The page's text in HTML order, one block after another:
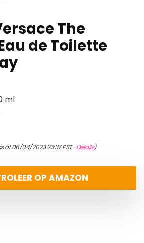
The
de Toilette
ml
of 06/04/2023 23:37 PST-Details)
OP AMAZON